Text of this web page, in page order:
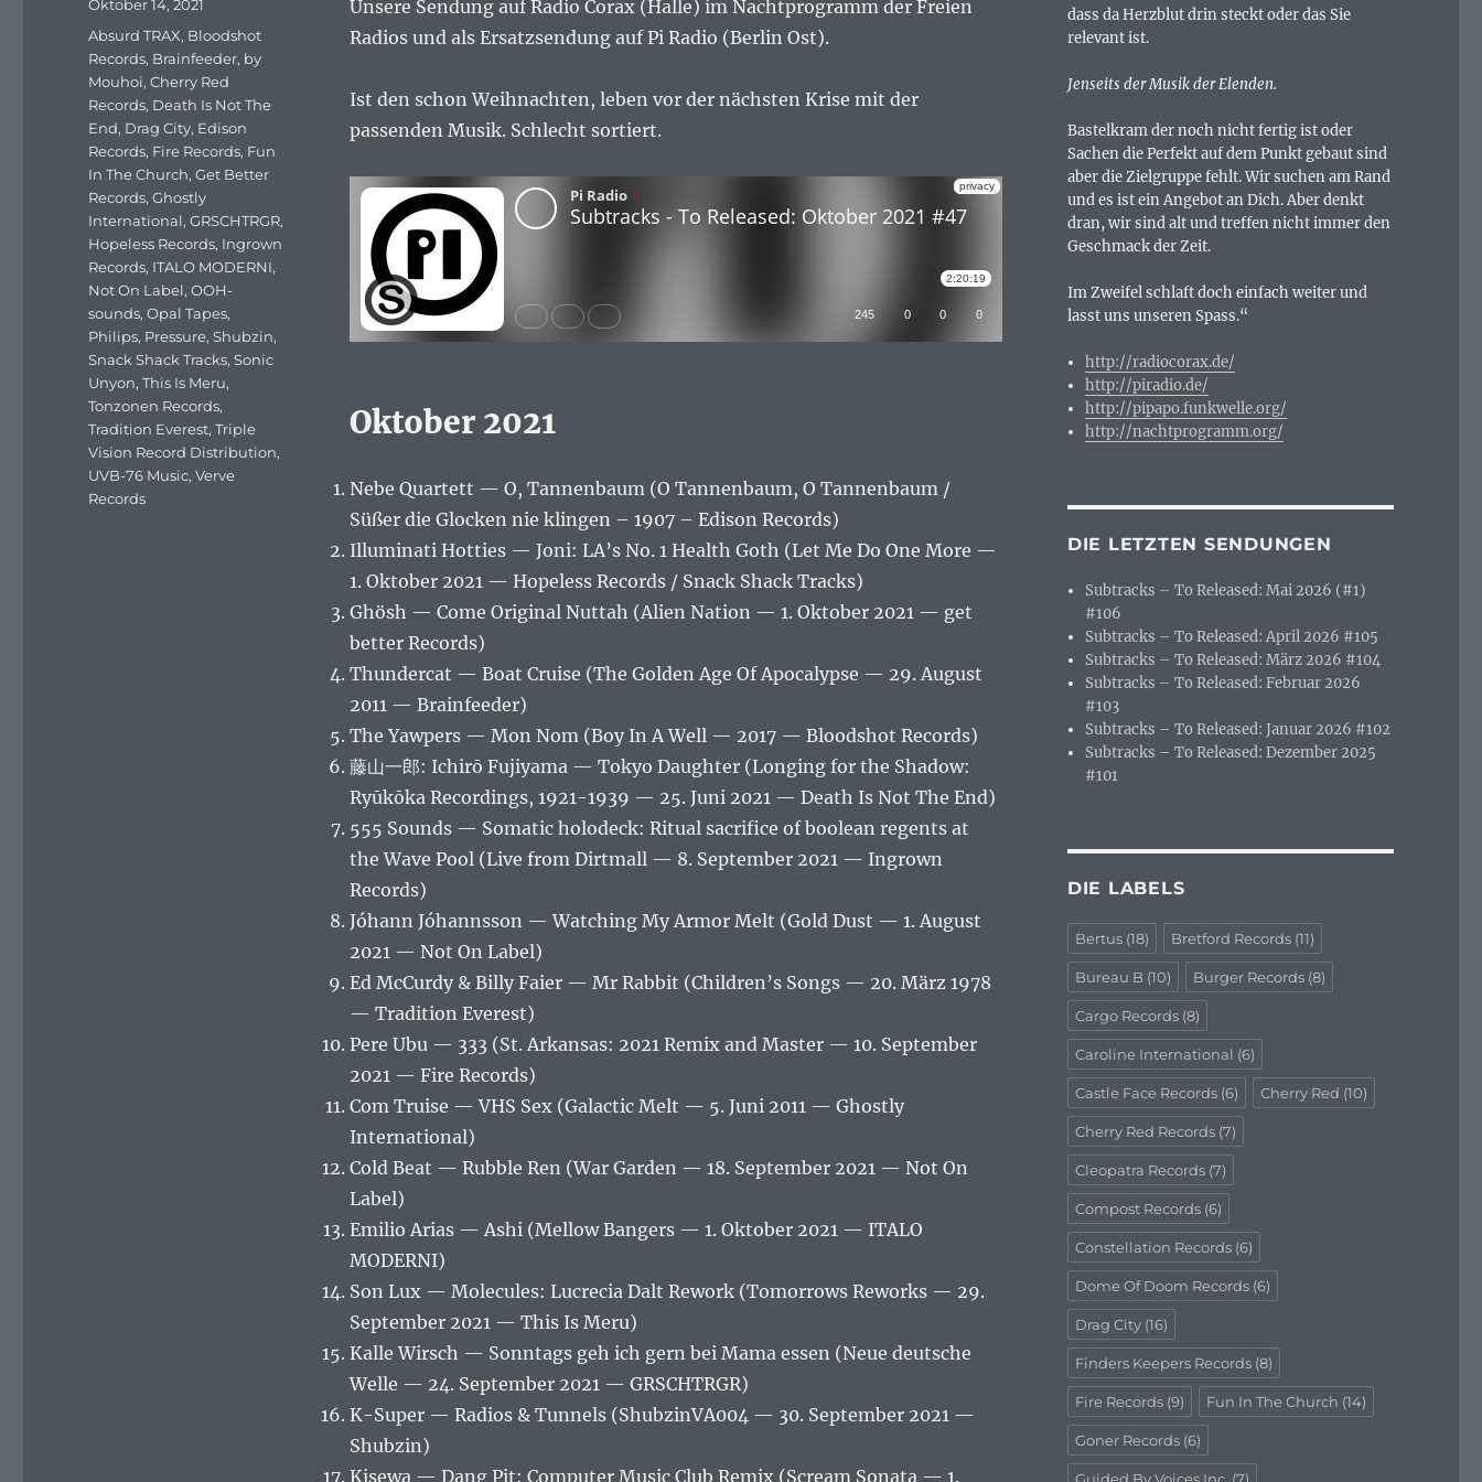
Unsere Sendung auf Radio Corax (Halle) im Nachtprogramm der Freien
Radios und als Ersatzsendung auf Pi Radio (Berlin Ost).
Ist den schon Weihnachten, leben vor der nächsten Krise mit der
passenden Musik. Schlecht sortiert.
Oktober 2021
Nebe Quartett — O, Tannenbaum (O Tannenbaum, O Tannenbaum /
Süßer die Glocken nie klingen – 1907 – Edison Records)
Illuminati Hotties — Joni: LA’s No. 1 Health Goth (Let Me Do One More —
1. Oktober 2021 — Hopeless Records / Snack Shack Tracks)
Ghösh — Come Original Nuttah (Alien Nation — 1. Oktober 2021 — get
better Records)
Thundercat — Boat Cruise (The Golden Age Of Apocalypse — 29. August
2011 — Brainfeeder)
The Yawpers — Mon Nom (Boy In A Well — 2017 — Bloodshot Records)
藤山一郎: Ichirō Fujiyama — Tokyo Daughter (Longing for the Shadow:
Ryūkōka Recordings, 1921-1939 — 25. Juni 2021 — Death Is Not The End)
555 Sounds — Somatic holodeck: Ritual sacrifice of boolean regents at
the Wave Pool (Live from Dirtmall — 8. September 2021 — Ingrown
Records)
Jóhann Jóhannsson — Watching My Armor Melt (Gold Dust — 1. August
2021 — Not On Label)
Ed McCurdy & Billy Faier — Mr Rabbit (Children’s Songs — 20. März 1978
— Tradition Everest)
Pere Ubu — 333 (St. Arkansas: 2021 Remix and Master — 10. September
2021 — Fire Records)
Com Truise — VHS Sex (Galactic Melt — 5. Juni 2011 — Ghostly
International)
Cold Beat — Rubble Ren (War Garden — 18. September 2021 — Not On
Label)
Emilio Arias — Ashi (Mellow Bangers — 1. Oktober 2021 — ITALO
MODERNI)
Son Lux — Molecules: Lucrecia Dalt Rework (Tomorrows Reworks — 29.
September 2021 — This Is Meru)
Kalle Wirsch — Sonntags geh ich gern bei Mama essen (Neue deutsche
Welle — 24. September 2021 — GRSCHTRGR)
K-Super — Radios & Tunnels (ShubzinVA004 — 30. September 2021 —
Shubzin)
Kisewa — Dang Pit: Computer Music Club Remix (Scream Sonata — 1.
Veröffentlicht
am
Oktober 14, 2021
Schlagwörter
Absurd TRAX, Bloodshot
Records, Brainfeeder, by
Mouhoi,Cherry Red
Records, Death Is Not The
End, Drag City, Edison
Records, Fire Records, Fun
In The Church,Get Better
Records,Ghostly
International,GRSCHTRGR,
Hopeless Records, Ingrown
Records, ITALO MODERNI,
Not On Label,OOH-
sounds,Opal Tapes,
Philips, Pressure,Shubzin,
Snack Shack Tracks,Sonic
Unyon,This Is Meru,
Tonzonen Records,
Tradition Everest,Triple
Vision Record Distribution,
UVB-76 Music,Verve
Records
dass da Herzblut drin steckt oder das Sie
relevant ist.
Jenseits der Musik der Elenden.
Bastelkram der noch nicht fertig ist oder
Sachen die Perfekt auf dem Punkt gebaut sind
aber die Zielgruppe fehlt. Wir suchen am Rand
und es ist ein Angebot an Dich. Aber denkt
dran, wir sind alt und treffen nicht immer den
Geschmack der Zeit.
Im Zweifel schlaft doch einfach weiter und
lasst uns unseren Spass.“
http://radiocorax.de/
http://piradio.de/
http://pipapo.funkwelle.org/
http://nachtprogramm.org/
DIE LETZTEN SENDUNGEN
Subtracks – To Released: Mai 2026 (#1)
#106
Subtracks – To Released: April 2026 #105
Subtracks – To Released: März 2026 #104
Subtracks – To Released: Februar 2026
#103
Subtracks – To Released: Januar 2026 #102
Subtracks – To Released: Dezember 2025
#101
DIE LABELS
Bertus(18) Bretford Records(11)
Bureau B (10) Burger Records(8)
Cargo Records(8)
Caroline International (6)
Castle Face Records(6) Cherry Red (10)
Cherry Red Records(7)
Cleopatra Records(7)
Compost Records(6)
Constellation Records(6)
Dome Of Doom Records(6)
Drag City(16)
Finders Keepers Records(8)
Fire Records(9) Fun In The Church (14)
Goner Records(6)